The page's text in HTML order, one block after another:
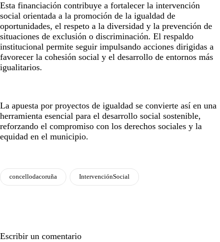
Esta financiación contribuye a fortalecer la intervención
social orientada a la promoción de la igualdad de
oportunidades, el respeto a la diversidad y la prevención de
situaciones de exclusión o discriminación. El respaldo
institucional permite seguir impulsando acciones dirigidas a
favorecer la cohesión social y el desarrollo de entornos más
igualitarios.
La apuesta por proyectos de igualdad se convierte así en una
herramienta esencial para el desarrollo social sostenible,
reforzando el compromiso con los derechos sociales y la
equidad en el municipio.
concellodacoruña IntervenciónSocial
Escribir un comentario